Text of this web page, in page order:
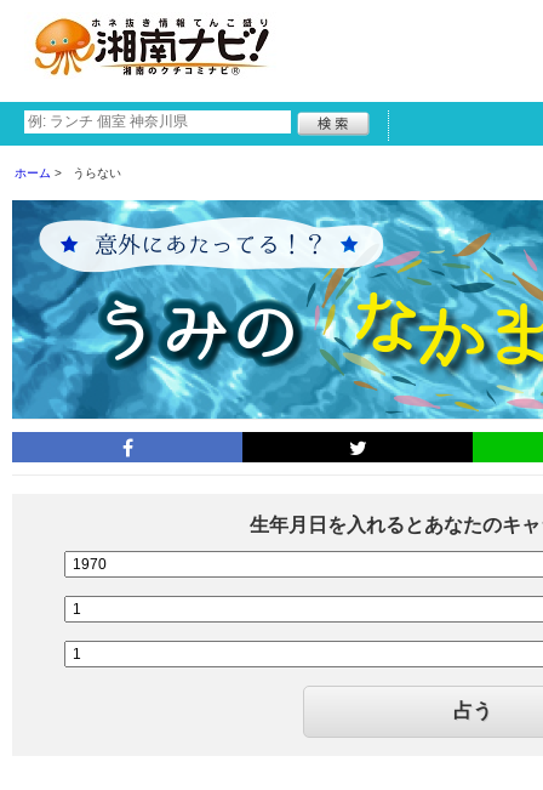
ホーム うらない
生年月日を入れるとあなたのキ